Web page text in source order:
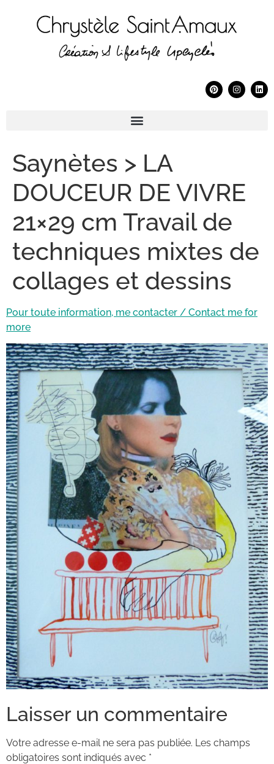
Saynètes > LA
DOUCEUR DE VIVRE
21×29 cm Travail de
techniques mixtes de
collages et dessins
Pour toute information, me contacter / Contact me for
more
Laisser un commentaire
Votre adresse e-mail ne sera pas publiée. Les champs
obligatoires sont indiqués avec *